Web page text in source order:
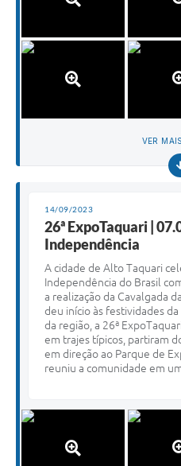
VER
14/09/2023
26ª ExpoTaquari |
Independência
A cidade de Alto Taquari
Independência do Brasil
a realização da Cavalgada
deu início às festividades
da região, a 26ª
em trajes típicos, partiram
em direção ao Parque de
reuniu a comunidade em